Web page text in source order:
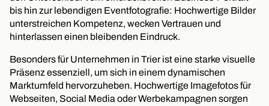
bis hin zur lebendigen Eventfotografie: Hochwertige Bilder
unterstreichen Kompetenz, wecken Vertrauen und
hinterlassen einen bleibenden Eindruck.
Besonders für Unternehmen in Trier ist eine starke visuelle
Präsenz essenziell, um sich in einem dynamischen
Marktumfeld hervorzuheben. Hochwertige Imagefotos für
Webseiten, Social Media oder Werbekampagnen sorgen